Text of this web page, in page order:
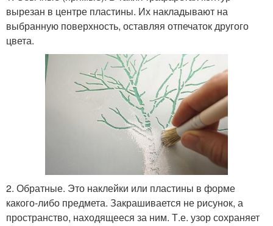
вырезан в центре пластины. Их накладывают на
выбранную поверхность, оставляя отпечаток другого
цвета.
2. Обратные. Это наклейки или пластины в форме
какого-либо предмета. Закрашивается не рисунок, а
пространство, находящееся за ним. Т.е. узор сохраняет